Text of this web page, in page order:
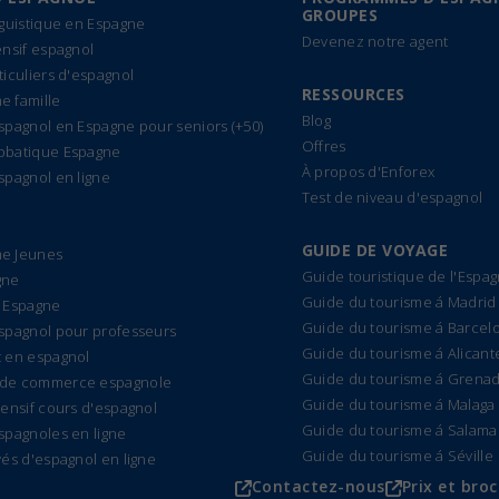
en Espagne
espagnol
d'espagnol
famille
en Espagne pour seniors (+50)
Espagne
en ligne
Jeunes
pour professeurs
espagnol
commerce espagnole
cours d'espagnol
en ligne
d'espagnol en ligne
GROUPES
Devenez notre agent
RESSOURCES
Blog
Offres
À propos d'Enforex
Test de niveau d'espagnol
GUIDE DE VOYAGE
Guide touristique de
Guide du tourisme á Madrid
Guide du tourisme á
Guide du tourisme á
Guide du tourisme á
Guide du tourisme á Malaga
Guide du tourisme á
Guide du tourisme á Séville
Contactez-nous Prix et